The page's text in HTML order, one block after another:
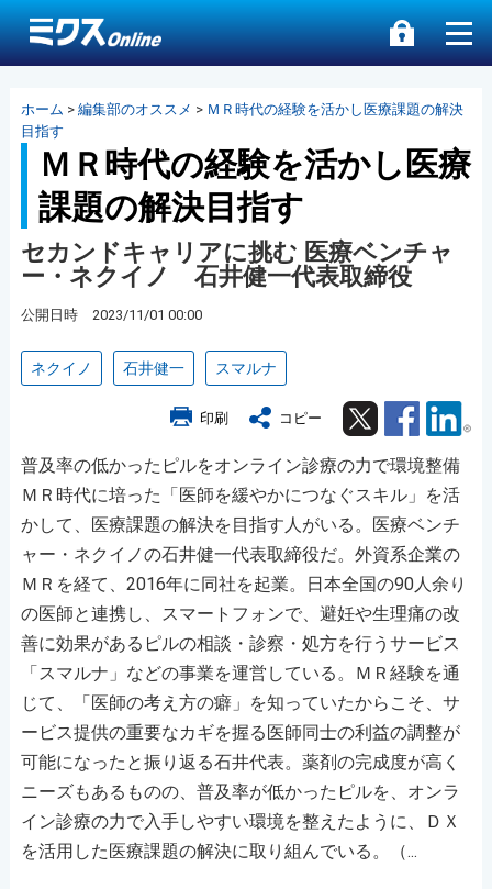
ホーム > 編集部のオススメ > ＭＲ時代の経験を活かし医療課題の解決
目指す
ＭＲ時代の経験を活かし医療
課題の解決目指す
セカンドキャリアに挑む 医療ベンチャ
ー・ネクイノ 石井健一代表取締役
公開日時 2023/11/01 00:00
ネクイノ 石井健一 スマルナ
印刷 コピー Twitter Facebook
普及率の低かったピルをオンライン診療の力で環境整備
ＭＲ時代に培った「医師を緩やかにつなぐスキル」を活
かして、医療課題の解決を目指す人がいる。医療ベンチ
ャー・ネクイノの石井健一代表取締役だ。外資系企業の
ＭＲを経て、2016年に同社を起業。日本全国の90人余り
の医師と連携し、スマートフォンで、避妊や生理痛の改
善に効果があるピルの相談・診察・処方を行うサービス
「スマルナ」などの事業を運営している。ＭＲ経験を通
じて、「医師の考え方の癖」を知っていたからこそ、サ
ービス提供の重要なカギを握る医師同士の利益の調整が
可能になったと振り返る石井代表。薬剤の完成度が高く
ニーズもあるものの、普及率が低かったピルを、オンラ
イン診療の力で入手しやすい環境を整えたように、ＤＸ
を活用した医療課題の解決に取り組んでいる。（...